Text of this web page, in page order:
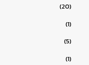
(20)
(1)
(5)
(1)